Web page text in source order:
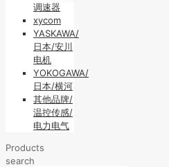
调速器
xycom
YASKAWA/
日本/安川
电机
YOKOGAWA/
日本/横河
其他品牌/
温控传感/
电力电气
Products
search